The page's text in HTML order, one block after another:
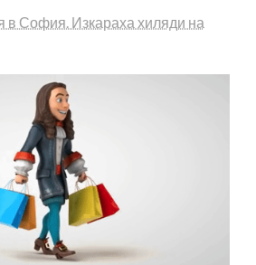
в София. Изкараха хиляди на